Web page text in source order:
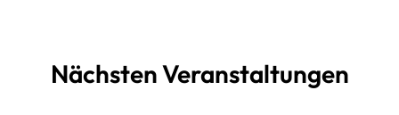
Nächsten Veranstaltungen